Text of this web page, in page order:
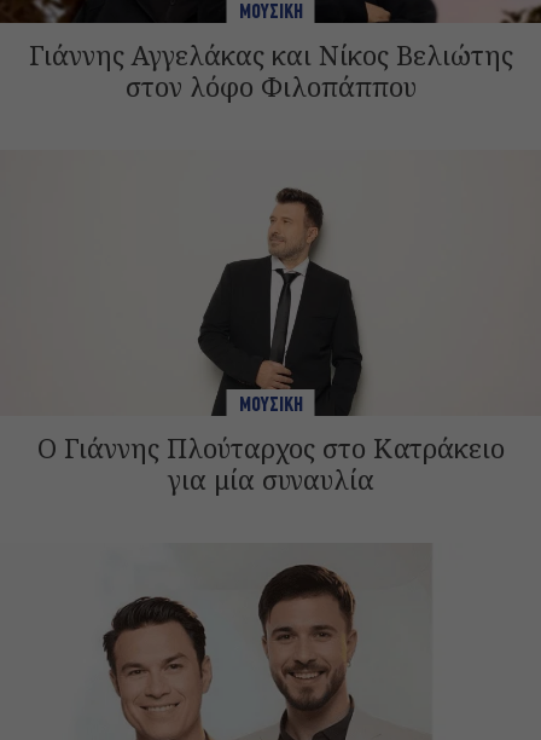
ΜΟΥΣΙΚΗ
Γιάννης Αγγελάκας και Νίκος Βελιώτης
στον λόφο Φιλοπάππου
ΜΟΥΣΙΚΗ
Ο Γιάννης Πλούταρχος στο Κατράκειο
για μία συναυλία